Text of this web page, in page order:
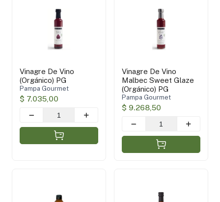
Sin TACC
Orgánico
Aplicar filtros
Vinagre De Vino
(Orgánico) PG
Pampa Gourmet
$ 7.035,00
Vinagre De Vino
Malbec Sweet Glaze
(Orgánico) PG
Pampa Gourmet
$ 9.268,50